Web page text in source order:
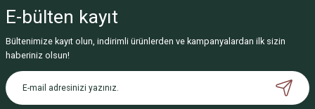
E-bülten kayıt
Bültenimize kayıt olun, indirimli ürünlerden ve kampanyalardan ilk sizin
haberiniz olsun!